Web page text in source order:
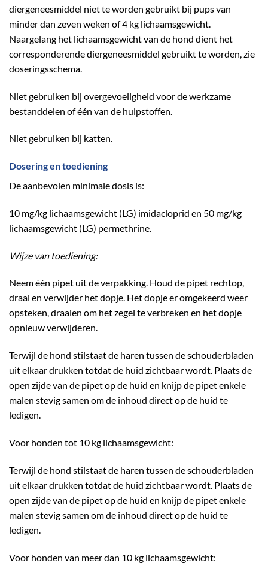
diergeneesmiddel niet te worden gebruikt bij pups van
minder dan zeven weken of 4 kg lichaamsgewicht.
Naargelang het lichaamsgewicht van de hond dient het
corresponderende diergeneesmiddel gebruikt te worden, zie
doseringsschema.
Niet gebruiken bij overgevoeligheid voor de werkzame
bestanddelen of één van de hulpstoffen.
Niet gebruiken bij katten.
Dosering en toediening
De aanbevolen minimale dosis is:
10 mg/kg lichaamsgewicht (LG) imidacloprid en 50 mg/kg
lichaamsgewicht (LG) permethrine.
Wijze van toediening:
Neem één pipet uit de verpakking. Houd de pipet rechtop,
draai en verwijder het dopje. Het dopje er omgekeerd weer
opsteken, draaien om het zegel te verbreken en het dopje
opnieuw verwijderen.
Terwijl de hond stilstaat de haren tussen de schouderbladen
uit elkaar drukken totdat de huid zichtbaar wordt. Plaats de
open zijde van de pipet op de huid en knijp de pipet enkele
malen stevig samen om de inhoud direct op de huid te
ledigen.
Voor honden tot 10 kg lichaamsgewicht:
Terwijl de hond stilstaat de haren tussen de schouderbladen
uit elkaar drukken totdat de huid zichtbaar wordt. Plaats de
open zijde van de pipet op de huid en knijp de pipet enkele
malen stevig samen om de inhoud direct op de huid te
ledigen.
Voor honden van meer dan 10 kg lichaamsgewicht: